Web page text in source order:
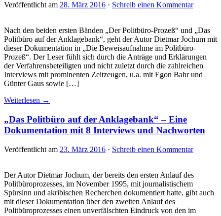
Veröffentlicht am 28. März 2016 · Schreib einen Kommentar
Nach den beiden ersten Bänden „Der Politbüro-Prozeß“ und „Das
Politbüro auf der Anklagebank“, geht der Autor Dietmar Jochum mit
dieser Dokumentation in „Die Beweisaufnahme im Politbüro-
Prozeß“. Der Leser fühlt sich durch die Anträge und Erklärungen
der Verfahrensbeteiligten und nicht zuletzt durch die zahlreichen
Interviews mit prominenten Zeitzeugen, u.a. mit Egon Bahr und
Günter Gaus sowie […]
Weiterlesen →
„Das Politbüro auf der Anklagebank“ – Eine
Dokumentation mit 8 Interviews und Nachworten
Veröffentlicht am 23. März 2016 · Schreib einen Kommentar
Der Autor Dietmar Jochum, der bereits den ersten Anlauf des
Politbüroprozesses, im November 1995, mit journalistischem
Spürsinn und akribischen Recherchen dokumentiert hatte, gibt auch
mit dieser Dokumentation über den zweiten Anlauf des
Politbüroprozesses einen unverfälschten Eindruck von den im